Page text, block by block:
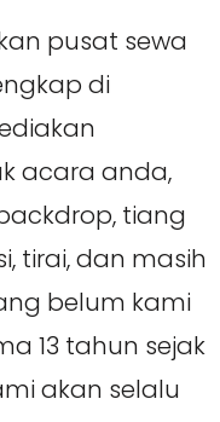
pusat sewa
di
acara anda,
tiang
tirai, dan masih
belum kami
13 tahun sejak
akan selalu